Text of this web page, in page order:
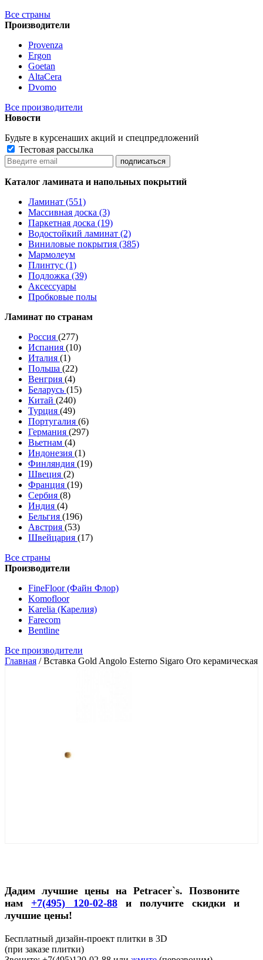
Все страны
Производители
Provenza
Ergon
Goetan
AltaСera
Dvomo
Все производители
Новости
Будьте в курсенаших акций и спецпредложений
Тестовая рассылка
Каталог ламината и напольных покрытий
Ламинат (551)
Массивная доска (3)
Паркетная доска (19)
Водостойкий ламинат (2)
Виниловые покрытия (385)
Мармолеум
Плинтус (1)
Подложка (39)
Аксессуары
Пробковые полы
Ламинат по странам
Россия (277)
Испания (10)
Италия (1)
Польша (22)
Венгрия (4)
Беларусь (15)
Китай (240)
Турция (49)
Португалия (6)
Германия (297)
Вьетнам (4)
Индонезия (1)
Финляндия (19)
Швеция (2)
Франция (19)
Сербия (8)
Индия (4)
Бельгия (196)
Австрия (53)
Швейцария (17)
Все страны
Производители
FineFloor (Файн Флор)
Komofloor
Karelia (Карелия)
Farecom
Bentline
Все производители
Главная /Вставка Gold Angolo Esterno Sigaro Oro керамическая
Дадим лучшие цены на Petracer`s. Позвоните
нам +7(495) 120-02-88 и получите скидки и
лучшие цены!
Бесплатный дизайн-проект плитки в 3D
(при заказе плитки)